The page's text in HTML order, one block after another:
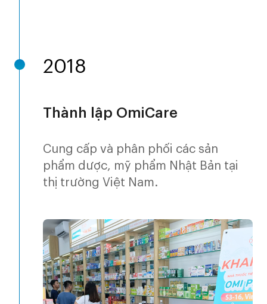
2018
Thành lập OmiCare
Cung cấp và phân phối các sản
phẩm dược, mỹ phẩm Nhật Bản tại
thị trường Việt Nam.